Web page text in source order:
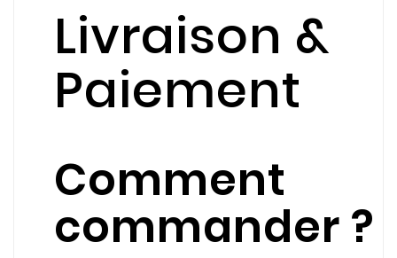
Livraison &
Paiement
Comment
commander ?